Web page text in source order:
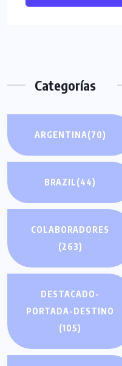
Categorías
ARGENTINA(70)
BRAZIL(44)
COLABORADORES
(263)
DESTACADO-
PORTADA-DESTINO
(105)